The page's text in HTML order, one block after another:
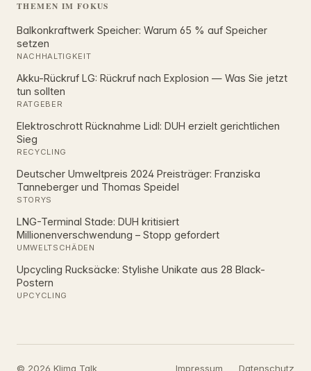
THEMEN IM FOKUS
Balkonkraftwerk Speicher: Warum 65 % auf Speicher
setzen
NACHHALTIGKEIT
Akku-Rückruf LG: Rückruf nach Explosion — Was Sie jetzt
tun sollten
RATGEBER
Elektroschrott Rücknahme Lidl: DUH erzielt gerichtlichen
Sieg
RECYCLING
Deutscher Umweltpreis 2024 Preisträger: Franziska
Tanneberger und Thomas Speidel
STORYS
LNG-Terminal Stade: DUH kritisiert
Millionenverschwendung – Stopp gefordert
UMWELTSCHÄDEN
Upcycling Rucksäcke: Stylishe Unikate aus 28 Black-
Postern
UPCYCLING
© 2026 Klima Talk Impressum Datenschutz